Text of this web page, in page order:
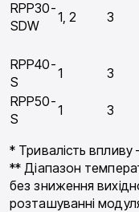
RPP30-
SDW
1, 2 3
RPP40-
S
1 3
RPP50-
S
1 3
* Тривалість
** Діапазон
без зниження
розташуванні